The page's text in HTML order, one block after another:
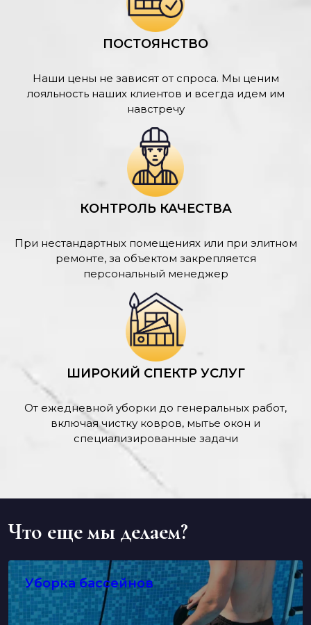
ПОСТОЯНСТВО
Наши цены не зависят от спроса. Мы ценим
лояльность наших клиентов и всегда идем им
навстречу
КОНТРОЛЬ КАЧЕСТВА
При нестандартных помещениях или при элитном
ремонте, за объектом закрепляется
персональный менеджер
ШИРОКИЙ СПЕКТР УСЛУГ
От ежедневной уборки до генеральных работ,
включая чистку ковров, мытье окон и
специализированные задачи
Что еще мы делаем?
Уборка бассейнов